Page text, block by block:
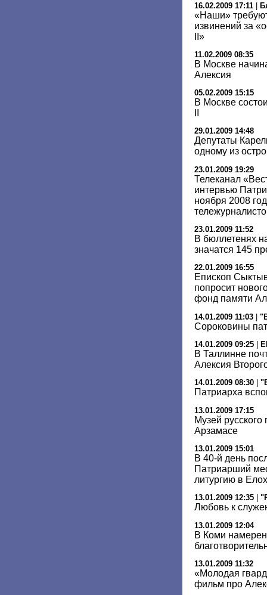
16.02.2009 17:11 |
«Наши»
извинений за
II»
11.02.2009 08:35
В Москве
Алексия
05.02.2009 15:15
В Москве
29.01.2009 14:48
Депутаты
одному из
23.01.2009 19:29
Телеканал
интервью
ноября 2008
23.01.2009 11:52
В бюллетенях
значатся 145
22.01.2009 16:55
Епископ
попросит
фонд памяти
14.01.2009 11:03
Сороковины
14.01.2009 09:25
В Таллинне
Алексия
14.01.2009 08:30
Патриарха
13.01.2009 17:15
Музей
Арзамасе
13.01.2009 15:01
В 40-й день
Патриарший
литургию в
13.01.2009 12:35
Любовь к
13.01.2009 12:04
В Коми
13.01.2009 11:32
«Молодая
фильм про